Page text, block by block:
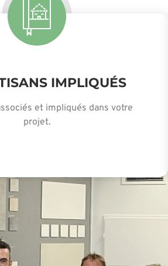
IMPLIQUÉS
et impliqués dans votre
projet.